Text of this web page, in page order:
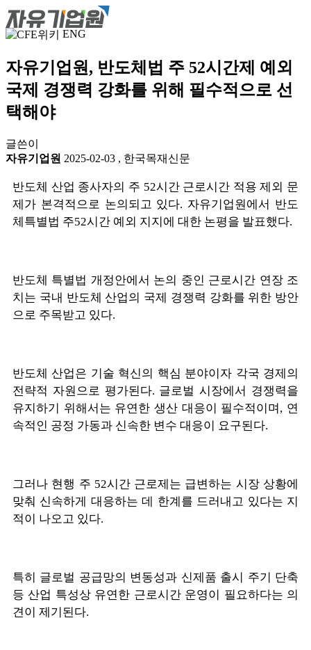
ENG
자유기업원, 반도체법 주 52시간제 예외
국제 경쟁력 강화를 위해 필수적으로 선
택해야
글쓴이
자유기업원 2025-02-03 , 한국목재신문
반도체 산업 종사자의 주 52시간 근로시간 적용 제외 문
제가 본격적으로 논의되고 있다. 자유기업원에서 반도
체특별법 주52시간 예외 지지에 대한 논평을 발표했다.
반도체 특별법 개정안에서 논의 중인 근로시간 연장 조
치는 국내 반도체 산업의 국제 경쟁력 강화를 위한 방안
으로 주목받고 있다.
반도체 산업은 기술 혁신의 핵심 분야이자 각국 경제의
전략적 자원으로 평가된다. 글로벌 시장에서 경쟁력을
유지하기 위해서는 유연한 생산 대응이 필수적이며, 연
속적인 공정 가동과 신속한 변수 대응이 요구된다.
그러나 현행 주 52시간 근로제는 급변하는 시장 상황에
맞춰 신속하게 대응하는 데 한계를 드러내고 있다는 지
적이 나오고 있다.
특히 글로벌 공급망의 변동성과 신제품 출시 주기 단축
등 산업 특성상 유연한 근로시간 운영이 필요하다는 의
견이 제기된다.